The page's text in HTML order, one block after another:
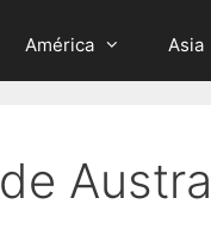
América Asia